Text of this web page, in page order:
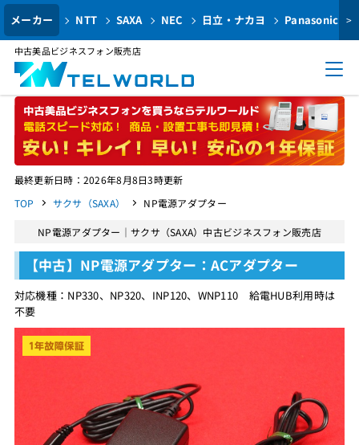
メーカー NTT SAXA NEC 日立・ナカヨ Panasonic >
中古美品ビジネスフォン販売店
最終更新日時：2026年8月8日3時更新
TOP
サクサ（SAXA） NP電源アダプター
NP電源アダプター｜サクサ（SAXA）中古ビジネスフォン販売店
【中古】NP電源アダプター：ACアダプター
対応機種：NP330、NP320、INP120、WNP110 給電HUB利用時は
不要